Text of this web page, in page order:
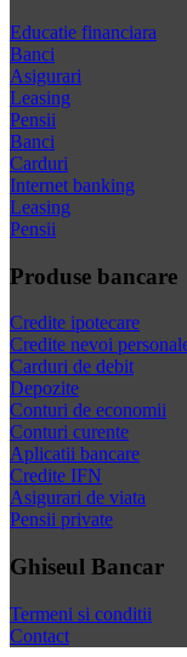
Educatie financiara
Banci
Asigurari
Leasing
Pensii
Banci
Carduri
Internet banking
Leasing
Pensii
Produse bancare
Credite ipotecare
Credite nevoi
Carduri de debit
Depozite
Conturi de economii
Conturi curente
Aplicatii bancare
Credite IFN
Asigurari de viata
Pensii private
Ghiseul Bancar
Termeni si conditii
Contact